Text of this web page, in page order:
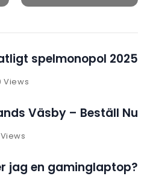
spelmonopol 2025
Views
Väsby – Beställ Nu
jag en gaminglaptop?